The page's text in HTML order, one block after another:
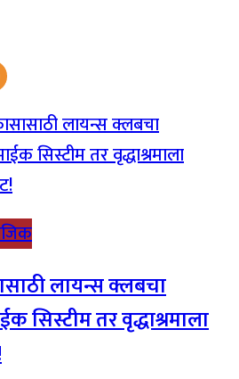
लायन्स क्लबचा
सिस्टीम तर वृद्धाश्रमाला